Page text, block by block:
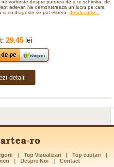
vorbeste despre puterea de a te schimba, de a
adevar. Ne demonstreaza un lucru pe care
si cu dragoste se pot elibera. detalii carte...
29,45lei
detalii
Top Vizualizari Top cautari
Despre Noi Contact